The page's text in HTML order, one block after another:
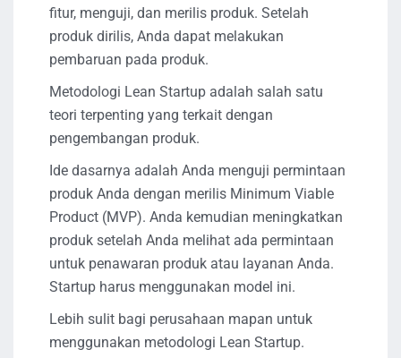
fitur, menguji, dan merilis produk. Setelah
produk dirilis, Anda dapat melakukan
pembaruan pada produk.
Metodologi Lean Startup adalah salah satu
teori terpenting yang terkait dengan
pengembangan produk.
Ide dasarnya adalah Anda menguji permintaan
produk Anda dengan merilis Minimum Viable
Product (MVP). Anda kemudian meningkatkan
produk setelah Anda melihat ada permintaan
untuk penawaran produk atau layanan Anda.
Startup harus menggunakan model ini.
Lebih sulit bagi perusahaan mapan untuk
menggunakan metodologi Lean Startup.